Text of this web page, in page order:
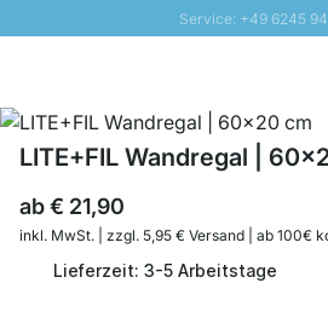
Service: +49 6245
Schnelle Lieferung - Gratis
SUNNY SALE: Bis zu
LITE+FIL Wandregal |
ab€ 21,90
inkl. MwSt. | zzgl. 5,95 € Versand | ab 100€
Lieferzeit: 3-5 Arbeitstage